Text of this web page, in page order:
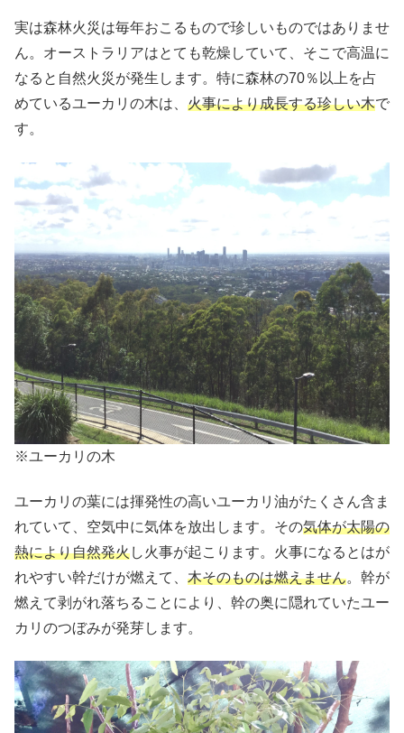
実は森林火災は毎年おこるもので珍しいものではありませ
ん。オーストラリアはとても乾燥していて、そこで高温に
なると自然火災が発生します。特に森林の70％以上を占
めているユーカリの木は、 火事により成長する珍しい木で
す。
※ユーカリの木
ユーカリの葉には揮発性の高いユーカリ油がたくさん含ま
れていて、空気中に気体を放出します。その気体が太陽の
熱により自然発火し火事が起こります。火事になるとはが
れやすい幹だけが燃えて、 木そのものは燃えません。幹が
燃えて剥がれ落ちることにより、幹の奥に隠れていたユー
カリのつぼみが発芽します。